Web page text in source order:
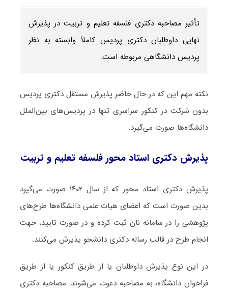
تأثیر مصاحبه دکتری فلسفه تعلیم و تربیت در پذیرش
نهایی داوطلبان دکتری پردیس کاملاً وابسته به نظر
پردیس دانشگاهی مربوطه است.
نکته مهم این که در حال حاضر پذیرش مستقل دکتری پردیس
بدون شرکت در کنکور سراسری تنها در پردیس‌های بین‌الملل
دانشگاه‌ها صورت می‌گیرد.
پذیرش دکتری استاد محور فلسفه تعلیم و تربیت
پذیرش دکتری استاد محور که از سال ۱۴۰۲ صورت می‌گیرد
بدین صورت است که اعضای هیات علمی دانشگاه‌ها طرح‌های
پژوهشی را در سامانه نان ثبت کرده و در صورت تایید، جهت
انجام طرح در قالب رساله دکتری دانشجو پذیرش می‌کنند.
در این نوع پذیرش داوطلبان یا از طریق کنکور یا از طریق
فراخوان دانشگاه، به مصاحبه دعوت می‌شوند. مصاحبه دکتری